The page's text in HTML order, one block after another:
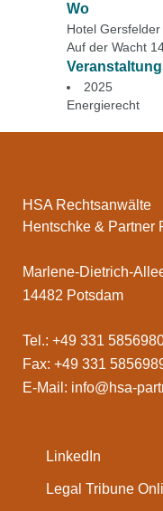
Wo
Hotel Gersfelder
Auf der Wacht
2025
Energierecht
HSA Rechtsanwälte
Hentschke & Partner
Marlene-Dietrich-
14482 Potsdam
Tel.: +49 331
Fax: +49 331
E-Mail: info@hsa-
LinkedIn
Legal Tribune